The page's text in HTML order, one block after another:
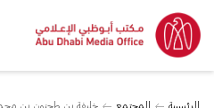
الرئيسية المجتمع
خليفة بن طحنون بن